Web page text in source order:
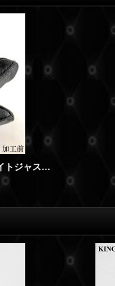
ロレックス ベルト ブレス 修理 デイトジャスト 69173G 10Pダイヤ